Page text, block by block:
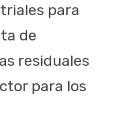
para
de
residuales
para los